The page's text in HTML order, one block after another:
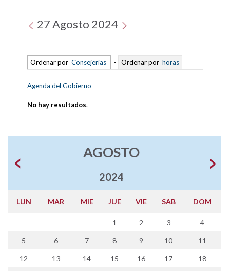
27 Agosto 2024
Ordenar por Consejerías - Ordenar por horas
Agenda del Gobierno
No hay resultados.
AGOSTO
2024
LUN MAR MIE JUE VIE SAB DOM
1 2 3 4
5 6 7 8 9 10 11
12 13 14 15 16 17 18